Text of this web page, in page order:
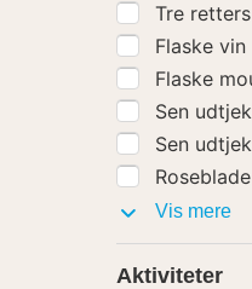
Tre
Flaske vin
Flaske
Sen
Sen
Vis mere
Aktiviteter